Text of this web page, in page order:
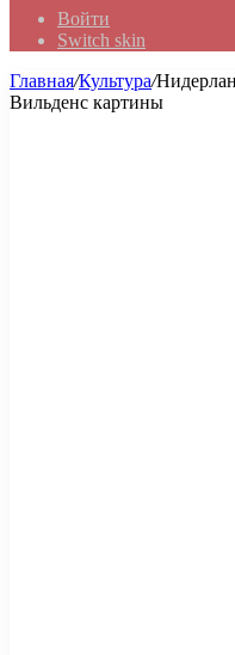
Войти
Switch skin
Главная/Культура/
Вильденс картины